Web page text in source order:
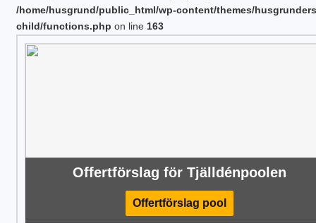
/home/husgrund/public_html/wp-content/themes/
child/functions.php on line 163
Offertförslag för Tjälldénpoolen
Offertförslag pool